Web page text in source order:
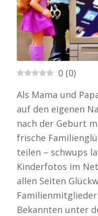
0 (0)
Als Mama und
auf den eigenen
nach der Geburt
frische
teilen – schwups
Kinderfotos im
allen Seiten
Bekannten unter